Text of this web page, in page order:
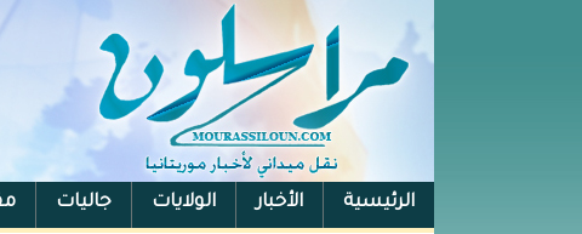
الرئيسية الأخبار الولايات جاليات